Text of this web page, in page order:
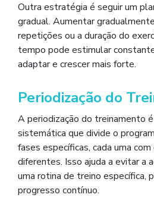
Outra estratégia é seguir um
gradual. Aumentar
repetições ou a duração do
tempo pode estimular
adaptar e crescer mais forte.
Periodização do
A periodização do treinamento
sistemática que divide o
fases específicas, cada uma
diferentes. Isso ajuda a evitar a
uma rotina de treino específica,
progresso contínuo.